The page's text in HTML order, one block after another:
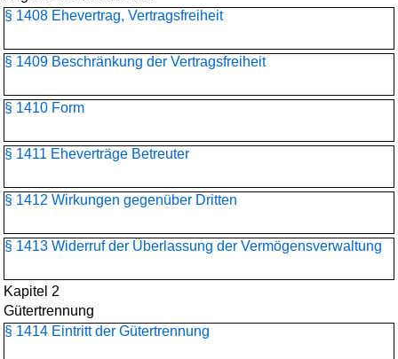
§ 1408 Ehevertrag, Vertragsfreiheit
§ 1409 Beschränkung der Vertragsfreiheit
§ 1410 Form
§ 1411 Eheverträge Betreuter
§ 1412 Wirkungen gegenüber Dritten
§ 1413 Widerruf der Überlassung der Vermögensverwaltung
Kapitel 2
Gütertrennung
§ 1414 Eintritt der Gütertrennung